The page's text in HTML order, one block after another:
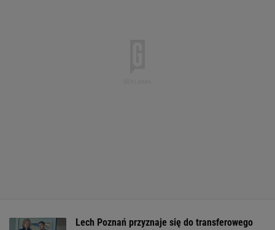
Lech Poznań przyznaje się do transferowego